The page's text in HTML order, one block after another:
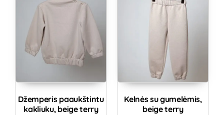
Džemperis paaukštintu
kakliuku, beige terry
Kelnės su gumelėmis,
beige terry